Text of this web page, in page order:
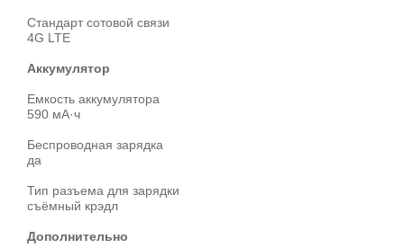
Стандарт сотовой связи
4G LTE
Аккумулятор
Емкость аккумулятора
590 мА·ч
Беспроводная зарядка
да
Тип разъема для зарядки
съёмный крэдл
Дополнительно